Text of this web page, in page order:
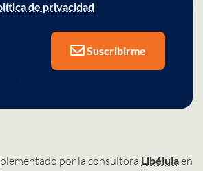
de privacidad
Suscribirme
por la consultora Libélulaen